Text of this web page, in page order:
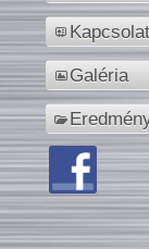
Kapcsolat
Galéria